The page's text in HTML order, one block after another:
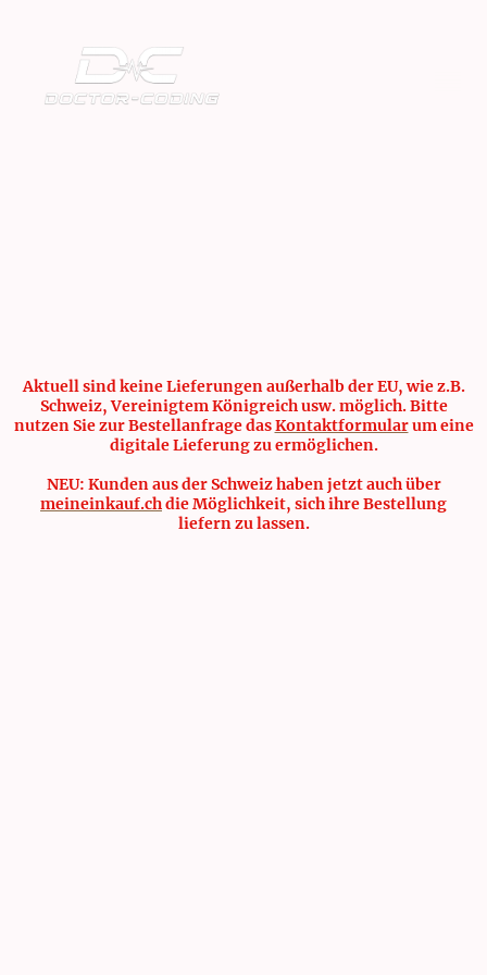
Aktuell sind keine Lieferungen außerhalb der EU, wie z.B.
Schweiz, Vereinigtem Königreich usw. möglich. Bitte
nutzen Sie zur Bestellanfrage dasKontaktformularum eine
digitale Lieferung zu ermöglichen.
NEU: Kunden aus der Schweiz haben jetzt auch über
meineinkauf.chdie Möglichkeit, sich ihre Bestellung
liefern zu lassen.